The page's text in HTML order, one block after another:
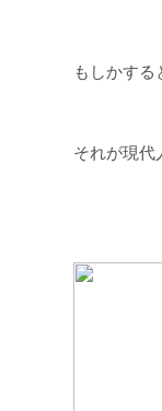
もしかする
それが現代